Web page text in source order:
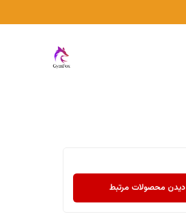
دیدن محصولات مرتبط